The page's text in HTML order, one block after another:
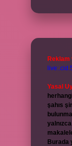
Reklam
Yasal
şahıs
yalnızca
Burada